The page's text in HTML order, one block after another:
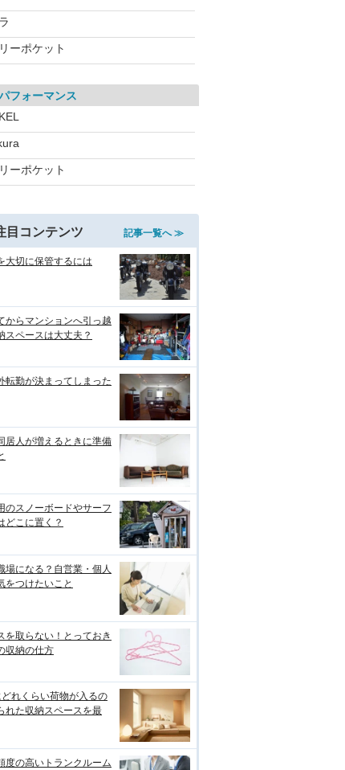
ーポケット
フォーマンス
ーポケット
目コンテンツ 記事一覧へ ≫
大切に保管するには
からマンションへ引っ越
スペースは大丈夫？
転勤が決まってしまった
居人が増えるときに準備
のスノーボードやサーフ
どこに置く？
場になる？自営業・個人
をつけたいこと
を取らない！とっておき
収納の仕方
れくらい荷物が入るの
れた収納スペースを最
度の高いトランクルーム